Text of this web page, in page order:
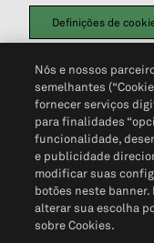
Definições de
Política de Privacidade
Não Venda Minhas
Nós e nossos
semelhantes
fornecer serviços
para finalidades
funcionalidade,
e publicidade
modificar suas
botões neste banner.
alterar sua escolha
sobre Cookies.